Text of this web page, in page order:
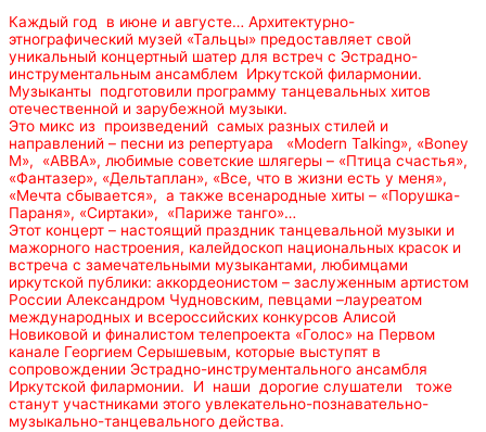
Каждый год в июне и августе… Архитектурно-
этнографический музей «Тальцы» предоставляет свой
уникальный концертный шатер для встреч с Эстрадно-
инструментальным ансамблем Иркутской филармонии.
Музыканты подготовили программу танцевальных хитов
отечественной и зарубежной музыки.
Это микс из произведений самых разных стилей и
направлений – песни из репертуара «Modern Talking», «Boney
M», «АВВА», любимые советские шлягеры – «Птица счастья»,
«Фантазер», «Дельтаплан», «Все, что в жизни есть у меня»,
«Мечта сбывается», а также всенародные хиты – «Порушка-
Параня», «Сиртаки», «Париже танго»…
Этот концерт – настоящий праздник танцевальной музыки и
мажорного настроения, калейдоскоп национальных красок и
встреча с замечательными музыкантами, любимцами
иркутской публики: аккордеонистом – заслуженным артистом
России Александром Чудновским, певцами –лауреатом
международных и всероссийских конкурсов Алисой
Новиковой и финалистом телепроекта «Голос» на Первом
канале Георгием Серышевым, которые выступят в
сопровождении Эстрадно-инструментального ансамбля
Иркутской филармонии. И наши дорогие слушатели тоже
станут участниками этого увлекательно-познавательно-
музыкально-танцевального действа.